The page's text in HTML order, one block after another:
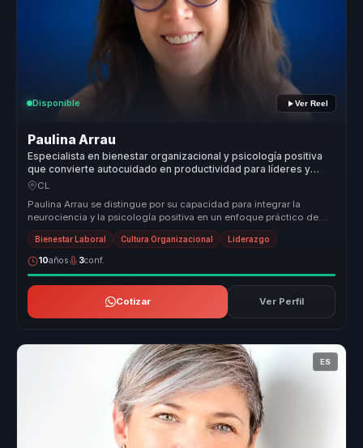
Disponible Ver Reel
Paulina Arrau
Especialista en bienestar organizacional y psicología positiva
que convierte autocuidado en productividad para líderes y
equipos.
CL
Paulina Arrau se distingue por su capacidad para integrar la
neurociencia y la psicología positiva en un enfoque práctico de
coaching eje...
Bienestar Laboral Cultura Organizacional Liderazgo
10años 3conf.
Cotizar Ver Perfil
ES